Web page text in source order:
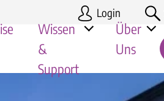
Wissen
&
Support
Über
Uns
Login